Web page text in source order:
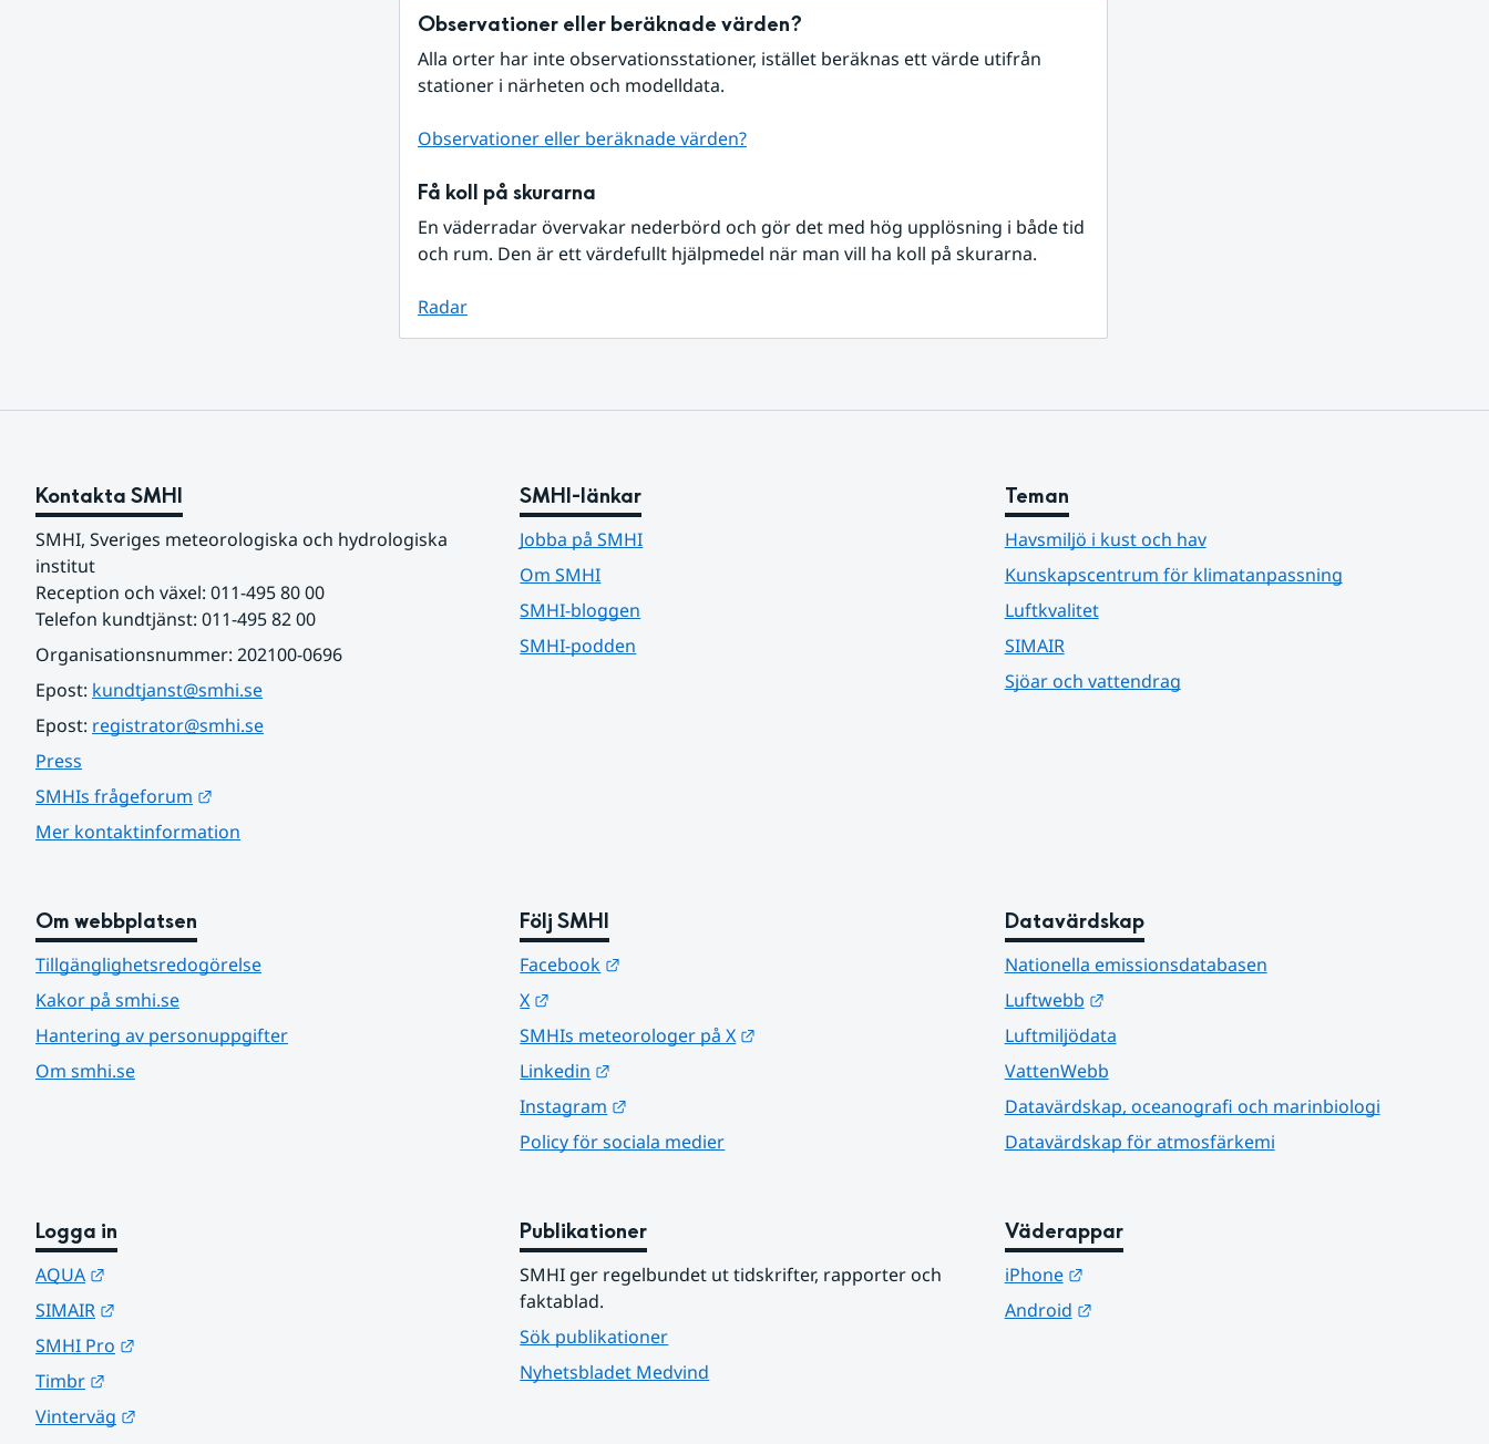
Observationer eller beräknade värden?
Alla orter har inte observationsstationer, istället beräknas ett värde utifrån
stationer i närheten och modelldata.
Observationer eller beräknade värden?
Få koll på skurarna
En väderradar övervakar nederbörd och gör det med hög upplösning i både tid
och rum. Den är ett värdefullt hjälpmedel när man vill ha koll på skurarna.
Radar
Kontakta SMHI
SMHI, Sveriges meteorologiska och hydrologiska
institut
Reception och växel: 011-495 80 00
Telefon kundtjänst: 011-495 82 00
Organisationsnummer: 202100-0696
Epost: kundtjanst@smhi.se
Epost: registrator@smhi.se
Press
SMHIs frågeforum
Mer kontaktinformation
SMHI-länkar
Jobba på SMHI
Om SMHI
SMHI-bloggen
SMHI-podden
Teman
Havsmiljö i kust och hav
Kunskapscentrum för klimatanpassning
Luftkvalitet
SIMAIR
Sjöar och vattendrag
Om webbplatsen
Tillgänglighetsredogörelse
Kakor på smhi.se
Hantering av personuppgifter
Om smhi.se
Följ SMHI
Facebook
X
SMHIs meteorologer på X
Linkedin
Instagram
Policy för sociala medier
Datavärdskap
Nationella emissionsdatabasen
Luftwebb
Länk till annan webbplats.
Luftmiljödata
VattenWebb
Datavärdskap, oceanografi och marinbiologi
Datavärdskap för atmosfärkemi
Logga in
AQUA
SIMAIR
SMHI Pro
Timbr
Vinterväg
Publikationer
SMHI ger regelbundet ut tidskrifter, rapporter och
faktablad.
Sök publikationer
Nyhetsbladet Medvind
Väderappar
iPhone
Länk till annan webbplats.
Android
Länk till annan webbplats.